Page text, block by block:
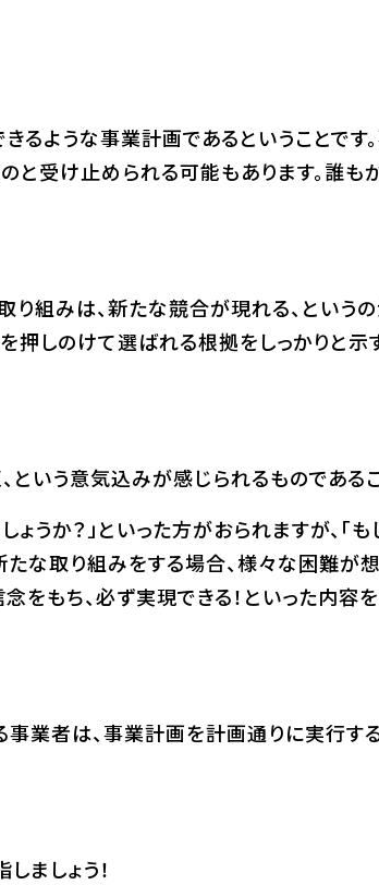
きるような事業計画であるということで
と受け止められる可能もあります。誰も
組みは、新たな競合が現れる、という
しのけて選ばれる根拠をしっかりと示
いう意気込みが感じられるものであるこ
うか？」といった方がおられますが、「
な取り組みをする場合、様々な困難が
をもち、必ず実現できる！といった内容
業者は、事業計画を計画通りに実行す
ましょう！